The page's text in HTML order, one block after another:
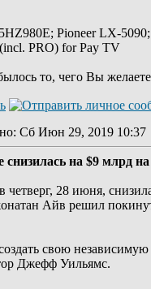
Pioneer LX-
PRO) for Pay TV
то, чего Вы
: Сб Июн 29, 2019 10:37
на $9 млрд на
четверг, 28 июня,
Айв решил
свою
Джефф Уильямс.